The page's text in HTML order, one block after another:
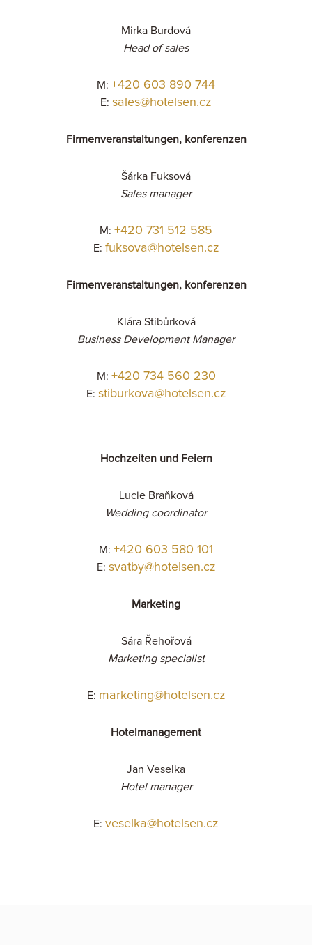
Mirka Burdová
Head of sales
M: +420 603 890 744
E: sales@hotelsen.cz
Firmenveranstaltungen, konferenzen
Šárka Fuksová
Sales manager
M: +420 731 512 585
E: fuksova@hotelsen.cz
Firmenveranstaltungen, konferenzen
Klára Stibůrková
Business Development Manager
M: +420 734 560 230
E: stiburkova@hotelsen.cz
Hochzeiten und Feiern
Lucie Braňková
Wedding coordinator
M: +420 603 580 101
E: svatby@hotelsen.cz
Marketing
Sára Řehořová
Marketing specialist
E: marketing@hotelsen.cz
Hotelmanagement
Jan Veselka
Hotel manager
E: veselka@hotelsen.cz